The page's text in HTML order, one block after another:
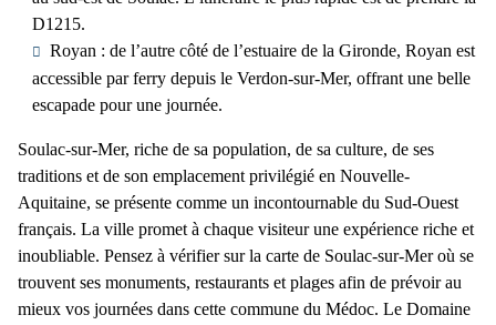
D1215.
Royan : de l’autre côté de l’estuaire de la Gironde, Royan est
accessible par ferry depuis le Verdon-sur-Mer, offrant une belle
escapade pour une journée.
Soulac-sur-Mer, riche de sa population, de sa culture, de ses
traditions et de son emplacement privilégié en Nouvelle-
Aquitaine, se présente comme un incontournable du Sud-Ouest
français. La ville promet à chaque visiteur une expérience riche et
inoubliable. Pensez à vérifier sur la carte de Soulac-sur-Meroù se
trouvent ses monuments, restaurants et plages afin de prévoir au
mieux vos journées dans cette commune du Médoc. Le Domaine